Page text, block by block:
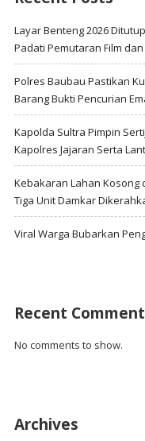
Layar Benteng 2026
Padati Pemutaran Film
Polres Baubau Pastikan
Barang Bukti Pencurian
Kapolda Sultra Pimpin
Kapolres Jajaran Serta
Kebakaran Lahan Kosong
Tiga Unit Damkar
Viral Warga Bubarkan
Recent
No comments to show.
Archives